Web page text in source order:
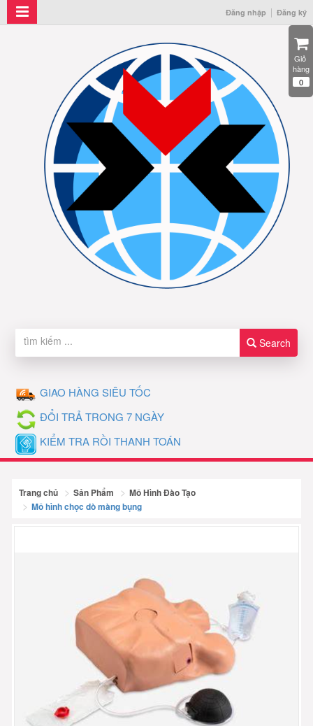
Đăng nhập Đăng ký
Search
GIAO HÀNG SIÊU TỐC
ĐỔI TRẢ TRONG 7 NGÀY
KIỂM TRA RỒI THANH TOÁN
Trang chủ Sản Phẩm
Mô Hình Đào Tạo
Mô hình chọc dò màng bụng
Giỏ
hàng
0